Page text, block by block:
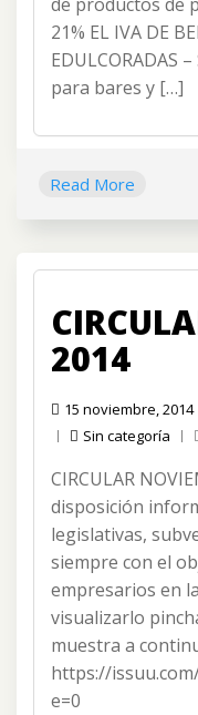
21% EL IVA DE
EDULCORADAS
para bares y […]
Read More
2014
15 noviembre, 2014
Sin categoría
CIRCULAR
disposición
legislativas,
siempre con el
empresarios en
visualizarlo
muestra a
https://
e=0